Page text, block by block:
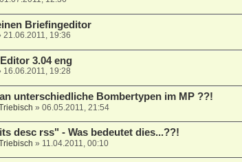
Briefingeditor
21.06.2011, 19:36
3.04 eng
16.06.2011, 19:28
unterschiedliche Bombertypen im MP ??!
» 06.05.2011, 21:54
desc rss" - Was bedeutet dies...??!
» 11.04.2011, 00:10